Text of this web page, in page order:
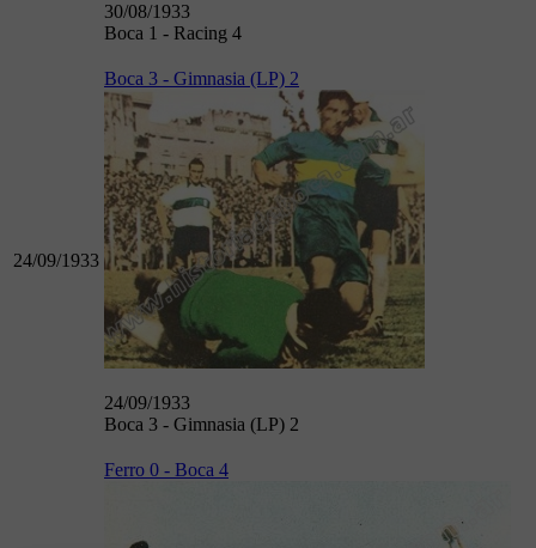
30/08/1933
Boca 1 - Racing 4
24/09/1933
Boca 3 - Gimnasia (LP) 2
24/09/1933
Boca 3 - Gimnasia (LP) 2
Ferro 0 - Boca 4